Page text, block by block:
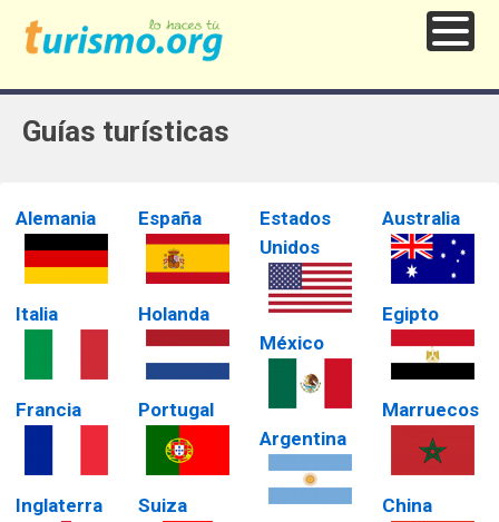
Guías turísticas
Alemania
Italia
Francia
Inglaterra
España
Holanda
Portugal
Suiza
Estados
Unidos
México
Argentina
Australia
Egipto
Marruecos
China